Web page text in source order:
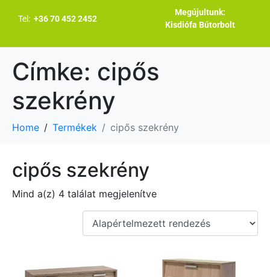
Tel: +36 70 452 2452
Megújultunk:
Kisdiófa Bútorbolt
Címke: cipős
szekrény
Home Termékek cipős szekrény
cipős szekrény
Mind a(z) 4 találat megjelenítve